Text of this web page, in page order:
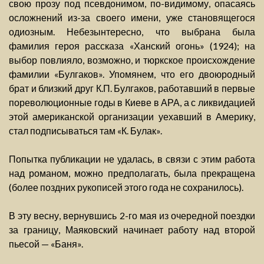
свою прозу под псевдонимом, по-видимому, опасаясь
осложнений из-за своего имени, уже становящегося
одиозным. Небезынтересно, что выбрана была
фамилия героя рассказа «Ханский огонь» (1924); на
выбор повлияло, возможно, и тюркское происхождение
фамилии «Булгаков». Упомянем, что его двоюродный
брат и близкий друг К.П. Булгаков, работавший в первые
пореволюционные годы в Киеве в АРА, а с ликвидацией
этой американской организации уехавший в Америку,
стал подписываться там «К. Булак».
Попытка публикации не удалась, в связи с этим работа
над романом, можно предполагать, была прекращена
(более поздних рукописей этого года не сохранилось).
В эту весну, вернувшись 2-го мая из очередной поездки
за границу, Маяковский начинает работу над второй
пьесой — «Баня».